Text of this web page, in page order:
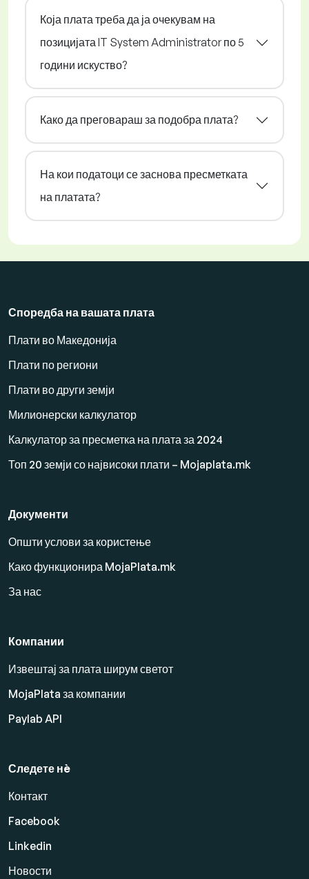
Која плата треба да ја очекувам на
позицијата IT System Administrator по 5
години искуство?
Како да преговараш за подобра плата?
На кои податоци се заснова пресметката
на платата?
Споредба на вашата плата
Плати во Македонија
Плати по региони
Плати во други земји
Милионерски калкулатор
Калкулатор за пресметка на плата за 2024
Топ 20 земји со највисоки плати – Mojaplata.mk
Документи
Општи услови за користење
Како функционира MojaPlata.mk
За нас
Компании
Извештај за плата ширум светот
MojaPlata за компании
Paylab API
Следете нè
Контакт
Facebook
Linkedin
Новости